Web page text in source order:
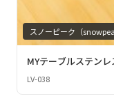
スノーピーク（
MYテーブルステン
LV-038